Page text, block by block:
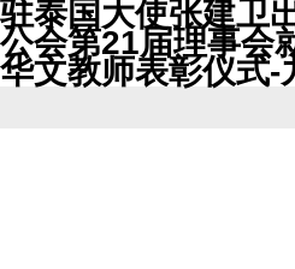
驻泰国大使张建卫
公会第21届理事会
华文教师表彰仪式-